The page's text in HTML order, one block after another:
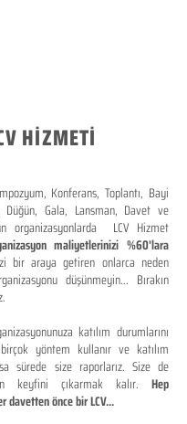
HİZMETİ
Konferans, Toplantı, Bayi
Düğün, Gala, Lansman, Davet ve
organizasyonlarda LCV Hizmet
maliyetlerinizi %60'lara
bir araya getiren onlarca neden
düşünmeyin... Bırakın
katılım durumlarını
yöntem kullanır ve katılım
sürede size raporlarız. Size de
keyfini çıkarmak kalır. Hep
davetten önce bir LCV...